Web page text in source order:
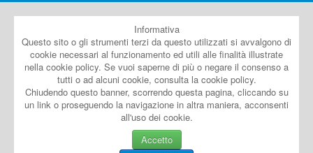
Informativa
Questo sito o gli strumenti terzi da questo utilizzati si avvalgono di
cookie necessari al funzionamento ed utili alle finalità illustrate
nella cookie policy. Se vuoi saperne di più o negare il consenso a
tutti o ad alcuni cookie, consulta la cookie policy.
Chiudendo questo banner, scorrendo questa pagina, cliccando su
un link o proseguendo la navigazione in altra maniera, acconsenti
all'uso dei cookie.
Accetto